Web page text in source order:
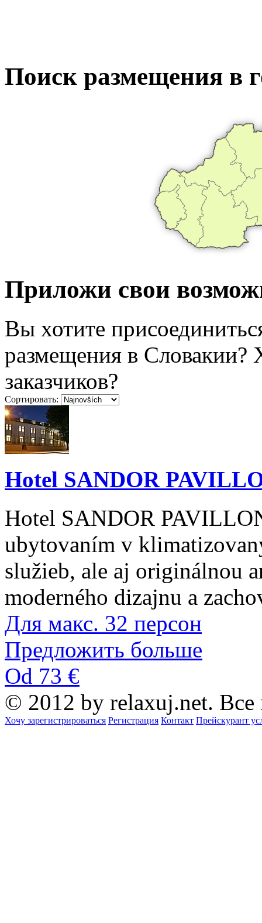
Поиск размещения в
Приложи свои
Вы хотите
размещения в Словакии?
заказчиков?
Сортировать:
Hotel SANDOR
Hotel SANDOR
ubytovaním v
služieb, ale aj originálnou
moderného dizajnu a
Для макс. 32 персон
Предложить больше
Od 73 €
© 2012 by relaxuj.net. Все
Хочу зарегистрироваться Регистрация Контакт Прейскурант